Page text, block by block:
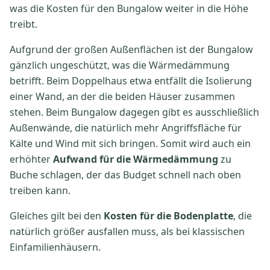
was die Kosten für den Bungalow weiter in die Höhe
treibt.
Aufgrund der großen Außenflächen ist der Bungalow
gänzlich ungeschützt, was die Wärmedämmung
betrifft. Beim Doppelhaus etwa entfällt die Isolierung
einer Wand, an der die beiden Häuser zusammen
stehen. Beim Bungalow dagegen gibt es ausschließlich
Außenwände, die natürlich mehr Angriffsfläche für
Kälte und Wind mit sich bringen. Somit wird auch ein
erhöhterAufwand für die Wärmedämmung zu
Buche schlagen, der das Budget schnell nach oben
treiben kann.
Gleiches gilt bei den Kosten für die Bodenplatte, die
natürlich größer ausfallen muss, als bei klassischen
Einfamilienhäusern.